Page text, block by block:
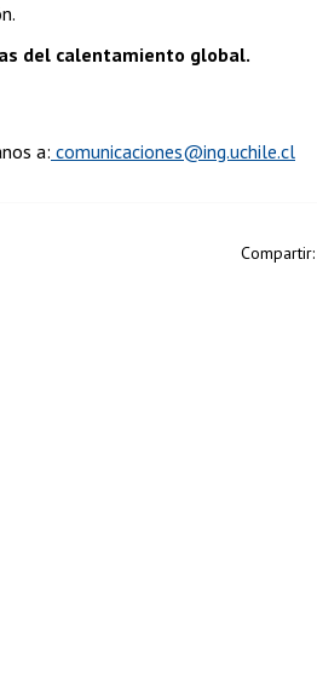
del calentamiento global.
a: comunicaciones@ing.uchile.cl
Compartir: